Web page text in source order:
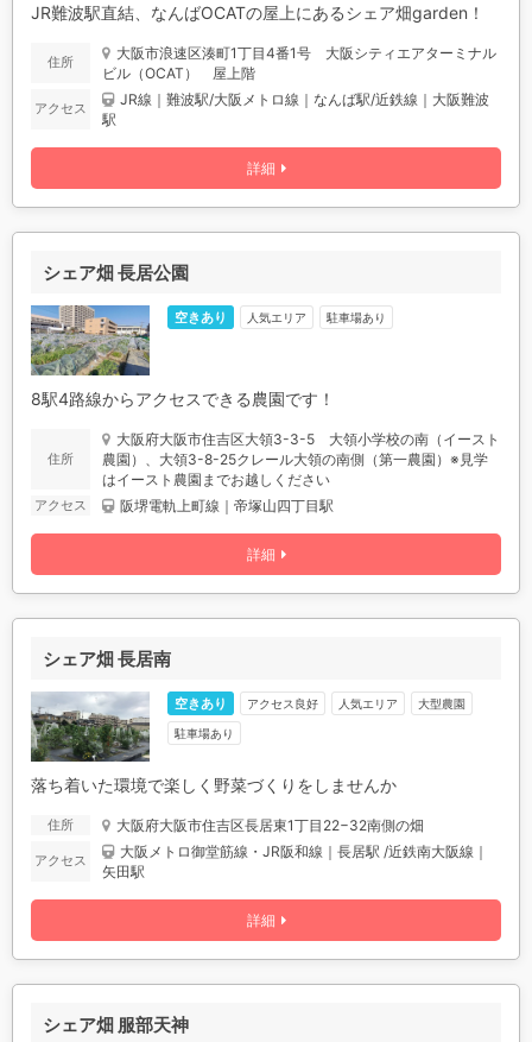
詳細
JR難波駅直結、なんばOCATの屋上にあるシェア畑garden！
住所 大阪市浪速区湊町1丁目4番1号 大阪シティエアターミナル
ビル（OCAT） 屋上階
アクセス JR線｜難波駅/大阪メトロ線｜なんば駅/近鉄線｜大阪難波
駅
シェア畑 長居公園
詳細
空きあり 人気エリア 駐車場あり
8駅4路線からアクセスできる農園です！
住所
大阪府大阪市住吉区大領3-3-5 大領小学校の南（イースト
農園）、大領3-8-25クレール大領の南側（第一農園）※見学
はイースト農園までお越しください
アクセス 阪堺電軌上町線｜帝塚山四丁目駅
シェア畑 長居南
詳細
空きあり アクセス良好 人気エリア 大型農園
駐車場あり
落ち着いた環境で楽しく野菜づくりをしませんか
住所 大阪府大阪市住吉区長居東1丁目22−32南側の畑
アクセス 大阪メトロ御堂筋線・JR阪和線｜長居駅 /近鉄南大阪線｜
矢田駅
シェア畑 服部天神